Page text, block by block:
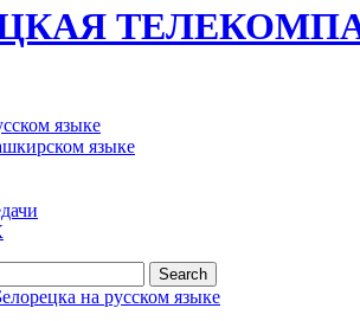
языке
языке
на русском языке